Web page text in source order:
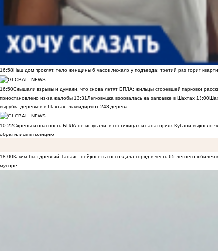
16:58Наш дом проклят, тело женщины 6 часов лежало у подъезда: третий раз горит
16:50Слышали взрывы и думали, что снова летят БПЛА: жильцы сгоревшей парковки
приостановлено из-за жалобы 13:31 Легковушка взорвалась на заправке в Шахтах 13:00
вырубка деревьев в Шахтах: ликвидируют 243 дерева
10:22Сирены и опасность БПЛА не испугали: в гостиницах и санаториях Кубани выросло
обратились в полицию
18:00Каким был древний Танаис: нейросеть воссоздала город в честь 65-летнего юбилея
мусоре